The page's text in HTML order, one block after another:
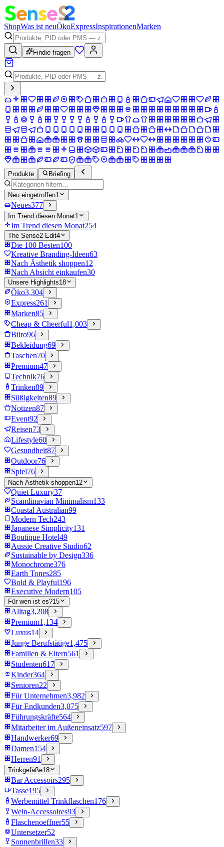
ShopWas ist neuÖkoExpressInspirationenMarken
Findie fragen
Produkte Briefing
Neu eingetroffen1
Neues377
Im Trend diesen Monat1
Im Trend diesen Monat254
The Sense2 Edit4
Die 100 Besten100
Kreative Branding-Ideen63
Nach Ästhetik shoppen12
Nach Absicht einkaufen30
Unsere Highlights18
Öko3,304
Express261
Marken85
Cheap & Cheerful1,003
Büro96
Bekleidung69
Taschen70
Premium47
Technik76
Trinken89
Süßigkeiten89
Notizen87
Event92
Reisen73
Lifestyle60
Gesundheit87
Outdoor76
Spiel76
Nach Ästhetik shoppen12
Quiet Luxury37
Scandinavian Minimalism133
Coastal Australian99
Modern Tech243
Japanese Simplicity131
Boutique Hotel49
Aussie Creative Studio62
Sustainable by Design336
Monochrome376
Earth Tones285
Bold & Playful196
Executive Modern105
Für wen ist es?15
Alltag3,208
Premium1,134
Luxus14
Junge Berufstätige1,475
Familien & Eltern561
Studenten617
Kinder364
Senioren22
Für Unternehmen3,982
Für Endkunden3,075
Führungskräfte564
Mitarbeiter im Außeneinsatz597
Handwerker69
Damen154
Herren91
Trinkgefäße18
Bar Accessoirs295
Tasse195
Werbemittel Trinkflaschen176
Wein-Accessoires93
Flaschenoeffner55
Untersetzer52
Sonnenbrillen33